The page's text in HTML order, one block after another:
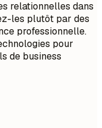
relationnelles dans
les plutôt par des
professionnelle.
pour
de business